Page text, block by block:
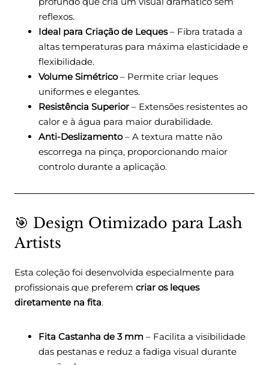
reflexos.
Ideal para Criação de Leques– Fibra tratada a
altas temperaturas para máxima elasticidade e
flexibilidade.
Volume Simétrico– Permite criar leques
uniformes e elegantes.
Resistência Superior – Extensões resistentes ao
calor e à água para maior durabilidade.
Anti-Deslizamento– A textura matte não
escorrega na pinça, proporcionando maior
controlo durante a aplicação.
🎯 Design Otimizado para Lash
Artists
Esta coleção foi desenvolvida especialmente para
profissionais que preferem criar os leques
diretamente na fita.
Fita Castanha de 3 mm – Facilita a visibilidade
das pestanas e reduz a fadiga visual durante